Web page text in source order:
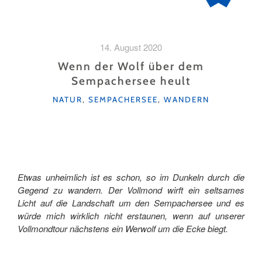
14. August 2020
Wenn der Wolf über dem
Sempachersee heult
KATEGORIEN
NATUR, SEMPACHERSEE, WANDERN
Etwas unheimlich ist es schon, so im Dunkeln durch die
Gegend zu wandern. Der Vollmond wirft ein seltsames
Licht auf die Landschaft um den Sempachersee und es
würde mich wirklich nicht erstaunen, wenn auf unserer
Vollmondtour nächstens ein Werwolf um die Ecke biegt.